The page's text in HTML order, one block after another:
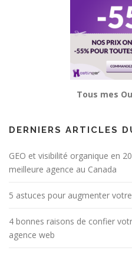
Tous mes
DERNIERS ARTICLES
GEO et visibilité organique en
meilleure agence au Canada
5 astuces pour augmenter
4 bonnes raisons de confier
agence web